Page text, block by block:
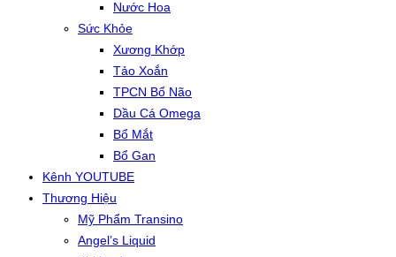
Nước Hoa
Sức Khỏe
Xương Khớp
Tảo Xoắn
TPCN Bổ Não
Dầu Cá Omega
Bổ Mắt
Bổ Gan
Kênh YOUTUBE
Thương Hiệu
Mỹ Phẩm Transino
Angel’s Liquid